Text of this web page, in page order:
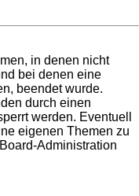
in denen nicht
bei denen eine
beendet wurde.
durch einen
werden. Eventuell
eigenen Themen zu
Administration